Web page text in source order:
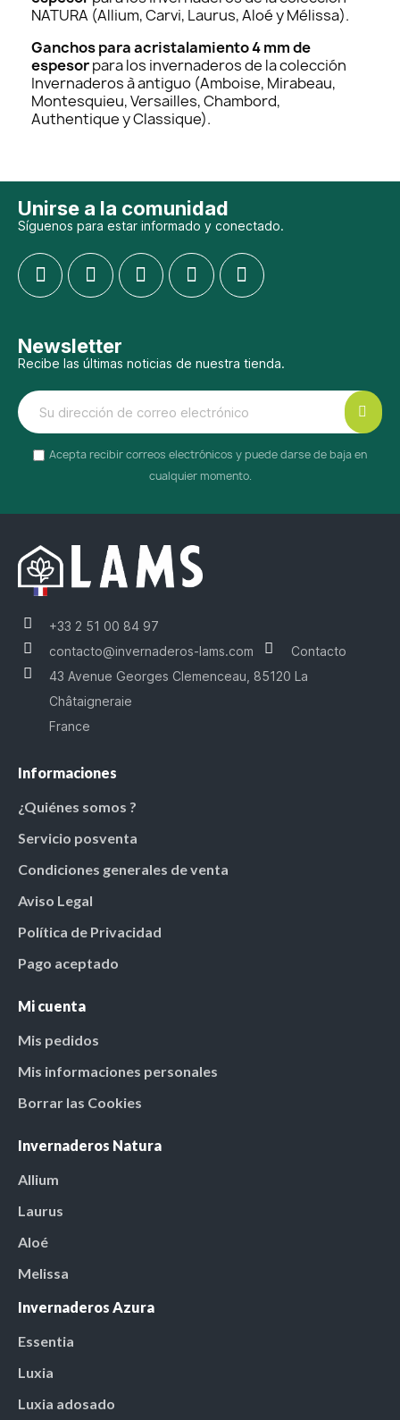
NATURA (Allium, Carvi, Laurus, Aloé y Mélissa).
Ganchos para acristalamiento 4 mm de
espesorpara los invernaderos de la colección
Invernaderos à antiguo (Amboise, Mirabeau,
Montesquieu, Versailles, Chambord,
Authentique y Classique).
Unirse a la comunidad
Síguenos para estar informado y conectado.
Newsletter
Recibe las últimas noticias de nuestra tienda.
Acepta recibir correos electrónicos y puede darse de baja en
cualquier momento.
+33 2 51 00 84 97
contacto@invernaderos-lams.com
Contacto
43 Avenue Georges Clemenceau, 85120 La
Châtaigneraie
France
Informaciones
¿Quiénes somos ?
Servicio posventa
Condiciones generales de venta
Aviso Legal
Política de Privacidad
Pago aceptado
Mi cuenta
Mis pedidos
Mis informaciones personales
Borrar las Cookies
Invernaderos Natura
Allium
Laurus
Aloé
Melissa
Invernaderos Azura
Essentia
Luxia
Luxia adosado